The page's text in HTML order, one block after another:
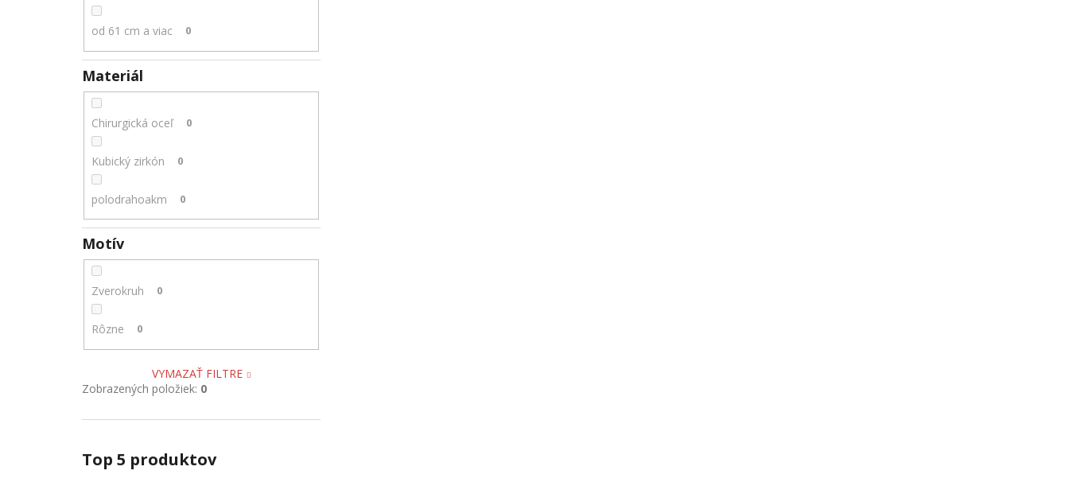
od 61 cm a viac 0
Materiál
Chirurgická oceľ 0
Kubický zirkón 0
polodrahoakm 0
Motív
Zverokruh 0
Rôzne 0
VYMAZAŤ FILTRE
Zobrazených položiek: 0
Top 5 produktov